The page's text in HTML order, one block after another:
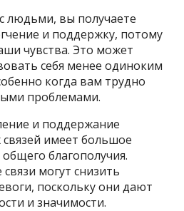
людьми, вы получаете
и поддержку, потому
чувства. Это может
себя менее одиноким
когда вам трудно
проблемами.
и поддержание
имеет большое
благополучия.
могут снизить
поскольку они дают
и значимости.